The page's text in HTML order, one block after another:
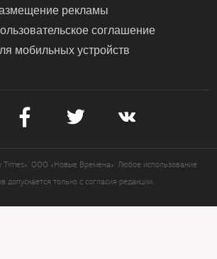
рекламы
соглашение
мобильных устройств
Times». ООО «Новые Времена». Любое использование
допускается только с согласия редакции.